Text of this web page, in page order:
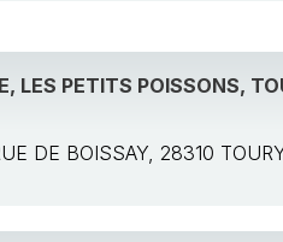
LES PETITS POISSONS,
DE BOISSAY, 28310